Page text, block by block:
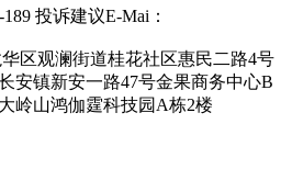
投诉建议E-Mai：
区观澜街道桂花社区惠民二路4号
安镇新安一路47号金果商务中心B
岭山鸿伽霆科技园A栋2楼